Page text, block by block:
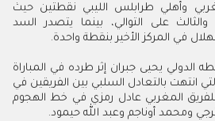
وأهلي طرابلس الليبي نقطتين حيث
والثالث على التوالي، بينما يتصدر السد
الدولي يحيى جبران إثر طرده في المباراة
انتهت بالتعادل السلبي بين الفريقين في
المغربي عادل رمزي في خط الهجوم
ومحمد أوناجم وعبد الله حيمود.